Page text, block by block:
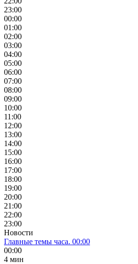
23:00
00:00
01:00
02:00
03:00
04:00
05:00
06:00
07:00
08:00
09:00
10:00
11:00
12:00
13:00
14:00
15:00
16:00
17:00
18:00
19:00
20:00
21:00
22:00
23:00
Новости
Главные темы часа. 00:00
00:00
4 мин